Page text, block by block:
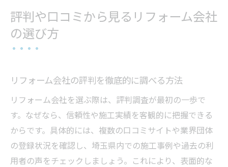
評判や口コミから見るリフォーム会社
の選び方
リフォーム会社の評判を徹底的に調べる方法
リフォーム会社を選ぶ際は、評判調査が最初の一歩で
す。なぜなら、信頼性や施工実績を客観的に把握できる
からです。具体的には、複数の口コミサイトや業界団体
の登録状況を確認し、埼玉県内での施工事例や過去の利
用者の声をチェックしましょう。これにより、表面的な